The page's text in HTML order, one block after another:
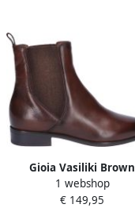
Gioia Vasiliki Brown
1 webshop
€ 149,95